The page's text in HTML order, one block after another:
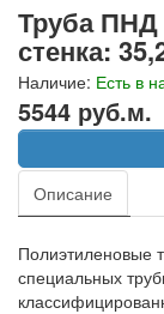
Описание
Полиэтиленовые
специальных
Труба ПНД
стенка:
Наличие: Есть в
5544 руб.м.